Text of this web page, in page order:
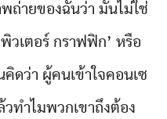
ถ่ายของฉันว่า มันไม่ใช่
วเตอร์ กราฟฟิก’ หรือ
ดว่า ผู้คนเข้าใจคอนเซ
ทำไมพวกเขาถึงต้อง